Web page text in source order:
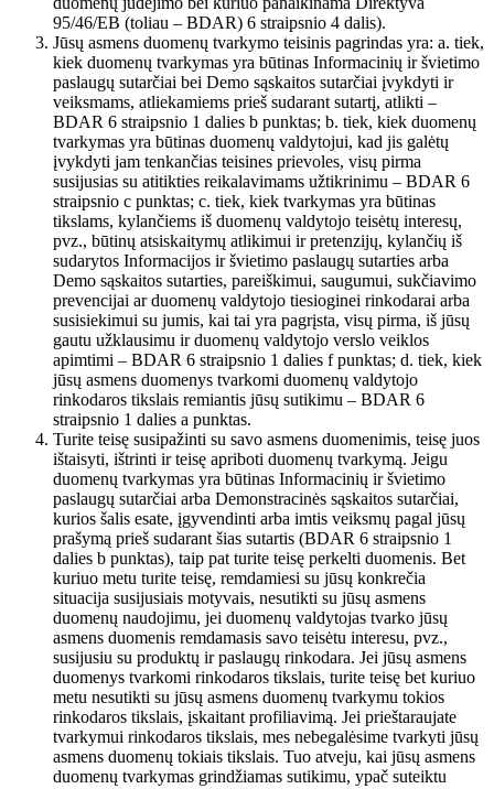
95/46/EB (toliau – BDAR) 6 straipsnio 4 dalis).
Jūsų asmens duomenų tvarkymo teisinis pagrindas yra: a. tiek,
kiek duomenų tvarkymas yra būtinas Informacinių ir švietimo
paslaugų sutarčiai bei Demo sąskaitos sutarčiai įvykdyti ir
veiksmams, atliekamiems prieš sudarant sutartį, atlikti –
BDAR 6 straipsnio 1 dalies b punktas; b. tiek, kiek duomenų
tvarkymas yra būtinas duomenų valdytojui, kad jis galėtų
įvykdyti jam tenkančias teisines prievoles, visų pirma
susijusias su atitikties reikalavimams užtikrinimu – BDAR 6
straipsnio c punktas; c. tiek, kiek tvarkymas yra būtinas
tikslams, kylančiems iš duomenų valdytojo teisėtų interesų,
pvz., būtinų atsiskaitymų atlikimui ir pretenzijų, kylančių iš
sudarytos Informacijos ir švietimo paslaugų sutarties arba
Demo sąskaitos sutarties, pareiškimui, saugumui, sukčiavimo
prevencijai ar duomenų valdytojo tiesioginei rinkodarai arba
susisiekimui su jumis, kai tai yra pagrįsta, visų pirma, iš jūsų
gautu užklausimu ir duomenų valdytojo verslo veiklos
apimtimi – BDAR 6 straipsnio 1 dalies f punktas; d. tiek, kiek
jūsų asmens duomenys tvarkomi duomenų valdytojo
rinkodaros tikslais remiantis jūsų sutikimu – BDAR 6
straipsnio 1 dalies a punktas.
Turite teisę susipažinti su savo asmens duomenimis, teisę juos
ištaisyti, ištrinti ir teisę apriboti duomenų tvarkymą. Jeigu
duomenų tvarkymas yra būtinas Informacinių ir švietimo
paslaugų sutarčiai arba Demonstracinės sąskaitos sutarčiai,
kurios šalis esate, įgyvendinti arba imtis veiksmų pagal jūsų
prašymą prieš sudarant šias sutartis (BDAR 6 straipsnio 1
dalies b punktas), taip pat turite teisę perkelti duomenis. Bet
kuriuo metu turite teisę, remdamiesi su jūsų konkrečia
situacija susijusiais motyvais, nesutikti su jūsų asmens
duomenų naudojimu, jei duomenų valdytojas tvarko jūsų
asmens duomenis remdamasis savo teisėtu interesu, pvz.,
susijusiu su produktų ir paslaugų rinkodara. Jei jūsų asmens
duomenys tvarkomi rinkodaros tikslais, turite teisę bet kuriuo
metu nesutikti su jūsų asmens duomenų tvarkymu tokios
rinkodaros tikslais, įskaitant profiliavimą. Jei prieštaraujate
tvarkymui rinkodaros tikslais, mes nebegalėsime tvarkyti jūsų
asmens duomenų tokiais tikslais. Tuo atveju, kai jūsų asmens
duomenų tvarkymas grindžiamas sutikimu, ypač suteiktu